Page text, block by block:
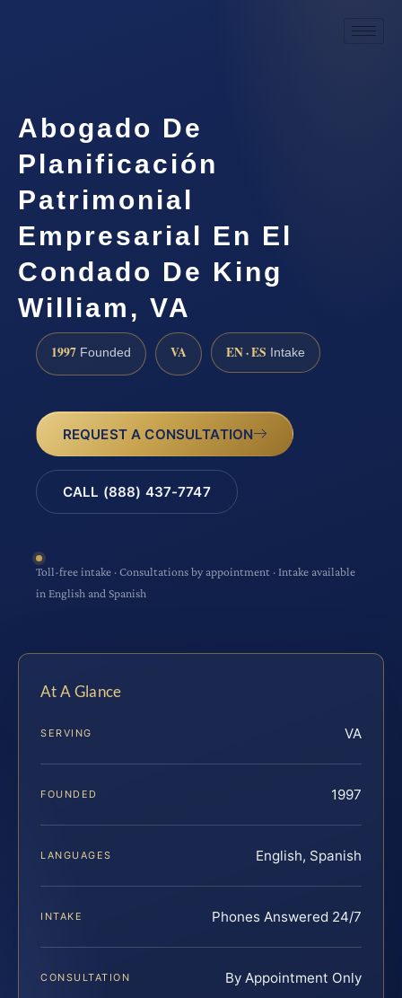
Abogado De
Planificación
Patrimonial
Empresarial En El
Condado De King
William, VA
1997 Founded VA EN · ES Intake
REQUEST A CONSULTATION
CALL (888) 437-7747
Toll-free intake · Consultations by appointment · Intake available
in English and Spanish
At A Glance
SERVING VA
FOUNDED 1997
LANGUAGES English, Spanish
INTAKE Phones Answered 24/7
CONSULTATION By Appointment Only